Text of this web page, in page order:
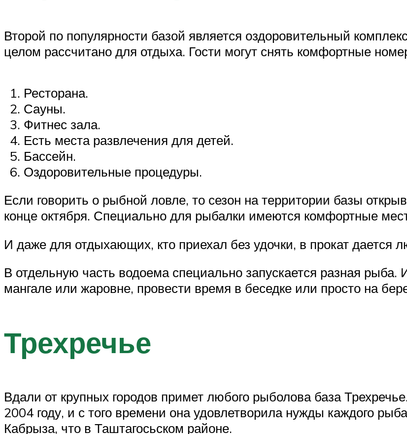
Второй по популярности базой является оздоровительный
целом рассчитано для отдыха. Гости могут снять комфортные
Ресторана.
Сауны.
Фитнес зала.
Есть места развлечения для детей.
Бассейн.
Оздоровительные процедуры.
Если говорить о рыбной ловле, то сезон на территории базы
конце октября. Специально для рыбалки имеются комфортные
И даже для отдыхающих, кто приехал без удочки, в прокат дается
В отдельную часть водоема специально запускается разная
мангале или жаровне, провести время в беседке или просто на
Трехречье
Вдали от крупных городов примет любого рыболова база
2004 году, и с того времени она удовлетворила нужды каждого
Кабрыза, что в Таштагосьском районе.